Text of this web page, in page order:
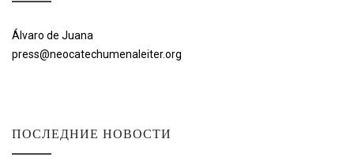
Álvaro de Juana
press@neocatechumenaleiter.org
ПОСЛЕДНИЕ НОВОСТИ